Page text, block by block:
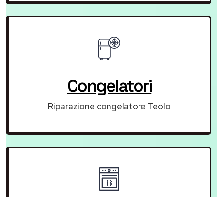
Congelatori
Riparazione congelatore Teolo